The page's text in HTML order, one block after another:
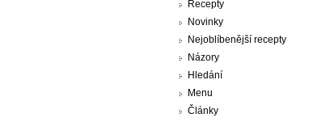
Recepty
Novinky
Nejoblíbenější recepty
Názory
Hledání
Menu
Články